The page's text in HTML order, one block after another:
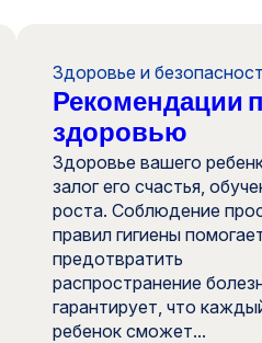
Рекомендации
здоровью
Здоровье и
Здоровье вашего
залог его счастья,
роста. Соблюдение
правил гигиены
предотвратить
распространение
гарантирует, что
ребенок сможет...